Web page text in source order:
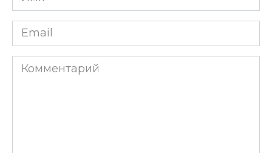
*
Email
*
Комментарий